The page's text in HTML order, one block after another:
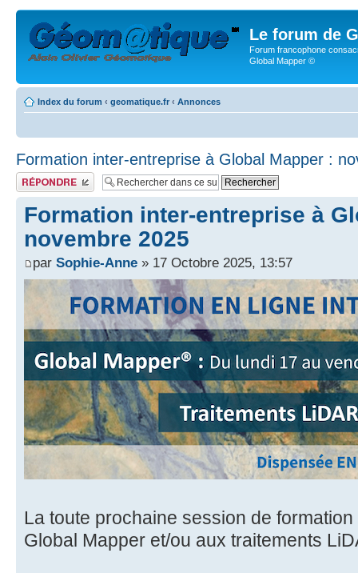
Le forum de
Forum francophone
Global Mapper ©
Index du forum ‹ geomatique.fr ‹ Annonces
Formation inter-entreprise à Global Mapper :
Publier une réponse
Formation inter-entreprise à
novembre 2025
par Sophie-Anne » 17 Octobre 2025, 13:57
La toute prochaine session de
Global Mapper et/ou aux traitements